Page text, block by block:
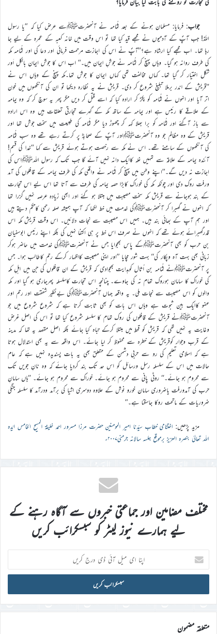
جواب: فرمایا: مسلمان ہونے کے بعد ثُمَامہ نے آنحضرتﷺسے عرض کیا کہ ‘‘یا رسول
اللہؐ! جب آپؐ کے آدمیوں نے مجھے قید کیا تھا تو اس وقت میں خانہ کعبہ کے عمرہ کے لیے جا
رہا تھا۔ اب مجھے کیا ارشاد ہے؟’’آپؐ نے اس کی اجازت مرحمت فرمائی اور دعا کی اور ثُمامہ مکہ
کی طرف روانہ ہو گیا۔ وہاں پہنچ کر ثُمامہ نے جوشِ ایمان میں۔‘‘ اب اس کا جوش ایمان بالکل اَور
شکل اختیار کر گیا تھا۔ کہاں مخالفت تھی کہاں ایمان کا جوش تھا۔مکہ پہنچ کے وہاں اس نے
’’قریش کے اندر برملا تبلیغ شروع کر دی۔ قریش نے یہ نظارہ دیکھا تو ان کی آنکھوں میں خون
اتر آیا اور انہوں نے ثُمَامہ کو پکڑ کر ارادہ کیا کہ اسے قتل کر دیں مگر پھر یہ سوچ کر کہ وہ یمامہ
کے علاقے کا رئیس ہے اور یمامہ کے ساتھ مکہ کے گہرے تجارتی تعلقات ہیں وہ اس ارادہ
سے باز آگئے اور ثُمَامہ کو برا بھلا کہہ کر چھوڑ دیا مگر ثُمَامہ کی طبیعت میں سخت جوش تھا اور
قریش کے وہ مظالم جو وہ آنحضرتﷺاور آپؐ کے صحابہؓ پر کرتے رہے تھے وہ سب ثُمَامہ
کی آنکھوں کے سامنے تھے۔ اس نے مکہ سے رخصت ہوتے ہوئے قریش سے کہا ‘‘خدا کی قسم!
آئندہ یمامہ کے علاقہ سے تمہیں غلہ کاایک دانہ نہیں آئے گا جب تک کہ رسول اللہﷺاس کی
اجازت نہ دیں گے۔’’اپنے وطن میں پہنچ کر ثُمَامہ نے واقعی مکہ کی طرف یمامہ کے قافلوں کی آمد
ورفت روک دی اور چونکہ مکہ کی خوراک کابڑا حصہ یمامہ کی طرف سے آتا تھا اس لیے اس تجارت
کے بند ہوجانے سے قریش مکہ سخت مصیبت میں مبتلا ہو گئے اور ابھی زیادہ عرصہ نہیں گزرا تھا
کہ انہوں نے گھبرا کر آنحضرتﷺکی خدمت میں خط لکھا کہ آپ ہمیشہ صلہ رحمی کاحکم دیتے ہیں
اور ہم آپ کے بھائی بند ہیں۔ ہمیں اس مصیبت سے نجات دلائیں۔ اس وقت قریش مکہ اس
قدرگھبرائے ہوئے تھے کہ انہوں نے صرف اس خط پر ہی اکتفا نہیں کی بلکہ اپنے رئیس ابوسفیان
بن حرب کو بھی آنحضرتﷺکے پاس بھجوایا جس نے آنحضرتﷺکی خدمت میں حاضر ہوکر
زبانی بھی بہت آہ وپکار کی‘‘ بہت شور مچایا ’’اور اپنی مصیبت کااظہار کرکے رحم کاطالب ہوا۔ جس
پر آنحضرتﷺنے ثُمامہ بن اُثال کوہدایت بھجوادی کہ قریش کے ان قافلوں کی جن میں اہلِ مکہ
کی خوراک کا سامان ہوروک تھام نہ کی جاوے۔ چنانچہ اس تجارت کاسلسلہ پھرجاری ہو گیا اور مکہ
والوں کو اس مصیبت سے نجات ملی۔ یہ واقعہ جہاں آنحضرتﷺکی بےنظیر شفقت اور رحم اور
عفو کاایک بین ثبوت ہے وہاں اس بات کو بھی ثابت کرتا ہے کہ شروع شروع میں جو
آنحضرتﷺنے قریش کے قافلوں کی روک تھام کا سلسلہ شروع کیا تھا تو اس کی اصل غرض
وغایت یہ نہیں تھی کہ قریش کو قحط میں مبتلا کرکے تباہ کیا جائے بلکہ اصل مقصد یہ تھا کہ مدینہ
کے قرب وجوار کوقریش کے خطرہ سے محفوظ کر لیا جائے۔ اس واقعہ سے یہ بھی استدلال ہوتا
ہے کہ اسلامی تعلیم کی رو سے حربی دشمن کے متعلق بھی یہ بات پسندیدہ نہیں ہے کہ عام
حالات میں اس کے سلسلہ رسل ورسائل کو اس حد تک بند کردیا جائے کہ وہ نانِ جویں تک
سے محروم ہو جائے۔‘‘ روٹی پانی سے محروم ہو جائے۔ خوراک سے محروم ہو جائے۔ ’’ہاں سامانِ
حرب کی آمدورفت یاضروری سامان خورو نوش کے علاوہ دوسری اشیا کی برآمد ودرآمد کا سلسلہ جنگی
ضروریات کے ماتحت روکا جاسکتا ہے۔‘‘
مزید پڑھیں: اختتامی خطاب سیّدنا امیر المومنین حضرت مرزا مسرور احمد خلیفۃ المسیح الخامس ایّدہ
اللہ تعالیٰ بنصرہ العزیز برموقع جلسہ سالانہ جرمنی۲۰۰۷ء
مختلف مضامین اور جماعتی خبروں سے آگاہ رہنے کے
لیے ہمارے نیوز لیٹر کو سبسکرائب کریں
اپنا
ای
میل
ڈی
درج
کریں
متعلقہ مضمون